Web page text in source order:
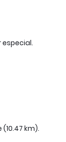
especial.
km).